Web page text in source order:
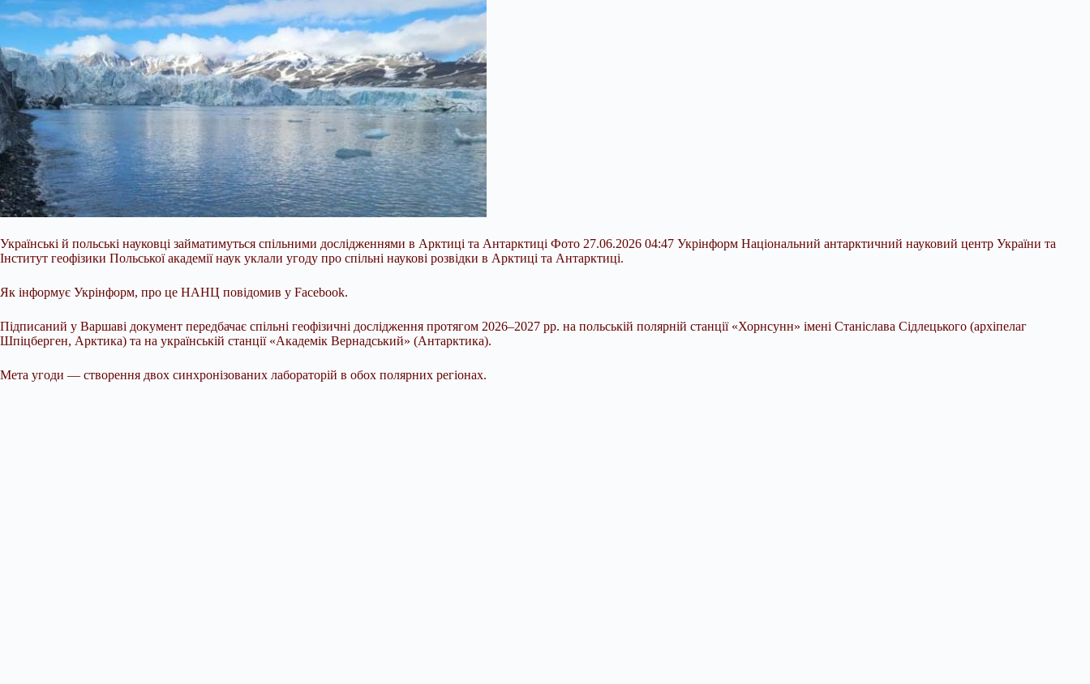
Українські й польські науковці займатимуться спільними дослідженнями в Арктиці та Антарктиці Фото 27.06.2026 04:47 Укрінформ Національний антарктичний науковий центр України та
Інститут геофізики Польської академії наук уклали угоду про спільні наукові розвідки в Арктиці та Антарктиці.
Як інформує Укрінформ, про це НАНЦ повідомив у Facebook.
Підписаний у Варшаві документ передбачає спільні геофізичні дослідження протягом 2026–2027 рр. на польській полярній станції «Хорнсунн» імені Станіслава Сідлецького (архіпелаг
Шпіцберген, Арктика) та на українській станції «Академік Вернадський» (Антарктика).
Мета угоди — створення двох синхронізованих лабораторій в обох полярних регіонах.